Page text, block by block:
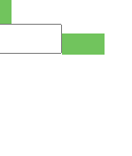
руб..
109.21